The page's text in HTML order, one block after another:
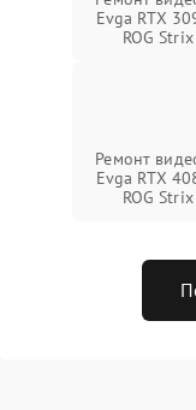
Evga RTX
ROG
Ремонт
Evga RTX
ROG